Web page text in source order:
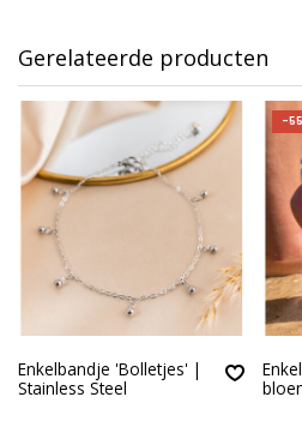
Gerelateerde producten
Enkelbandje 'Bolletjes' |
Stainless Steel
-